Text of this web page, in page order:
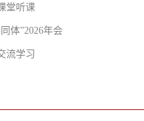
堂听课
体”2026年会
流学习